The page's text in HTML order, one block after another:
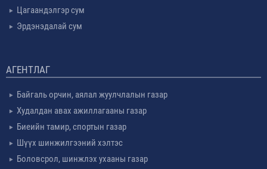
Цагаандэлгэр сум
Эрдэнэдалай сум
АГЕНТЛАГ
Байгаль орчин, аялал жуулчлалын газар
Худалдан авах ажиллагааны газар
Биеийн тамир, спортын газар
Шүүх шинжилгээний хэлтэс
Боловсрол, шинжлэх ухааны газар